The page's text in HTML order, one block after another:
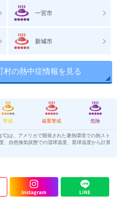
一宮市
新城市
村の熱中症情報を見る
警戒 厳重警戒 危険
は、アメリカで開発された暑熱環境での熱スト
、自然換気状態での湿球温度、黒球温度から計算